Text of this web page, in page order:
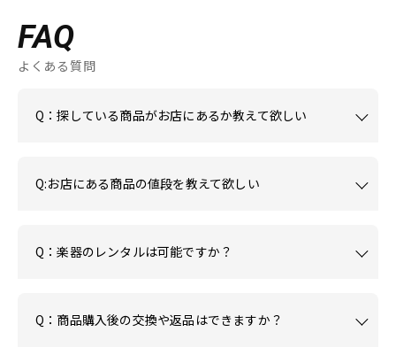
FAQ
よくある質問
Q：探している商品がお店にあるか教えて欲しい
Q:お店にある商品の値段を教えて欲しい
Q：楽器のレンタルは可能ですか？
Q：商品購入後の交換や返品はできますか？